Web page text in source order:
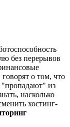
без перерывов
о том, что
"пропадают" из
насколько
хостинг-